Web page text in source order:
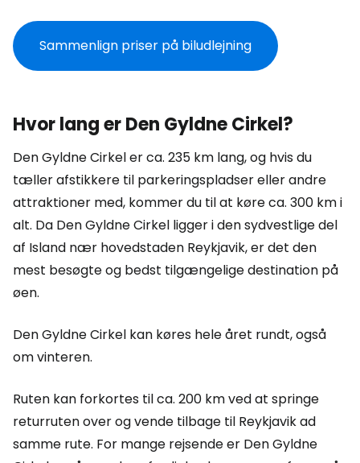
Sammenlign priser på biludlejning
Hvor lang er Den Gyldne Cirkel?
Den Gyldne Cirkel er ca. 235 km lang, og hvis du
tæller afstikkere til parkeringspladser eller andre
attraktioner med, kommer du til at køre ca. 300 km i
alt. Da Den Gyldne Cirkel ligger i den sydvestlige del
af Island nær hovedstaden Reykjavik, er det den
mest besøgte og bedst tilgængelige destination på
øen.
Den Gyldne Cirkel kan køres hele året rundt, også
om vinteren.
Ruten kan forkortes til ca. 200 km ved at springe
returruten over og vende tilbage til Reykjavik ad
samme rute. For mange rejsende er Den Gyldne